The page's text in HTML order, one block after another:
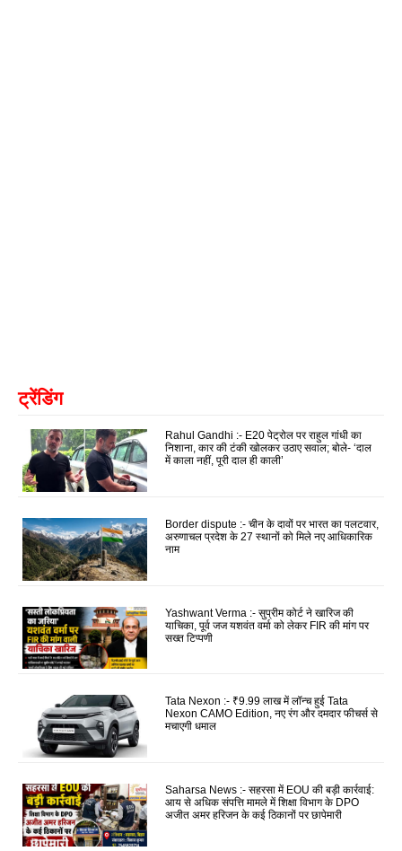
ट्रेंडिंग
Rahul Gandhi :- E20 पेट्रोल पर राहुल गांधी का
निशाना, कार की टंकी खोलकर उठाए सवाल; बोले- ‘दाल
में काला नहीं, पूरी दाल ही काली’
Border dispute :- चीन के दावों पर भारत का पलटवार,
अरुणाचल प्रदेश के 27 स्थानों को मिले नए आधिकारिक
नाम
Yashwant Verma :- सुप्रीम कोर्ट ने खारिज की
याचिका, पूर्व जज यशवंत वर्मा को लेकर FIR की मांग पर
सख्त टिप्पणी
Tata Nexon :- ₹9.99 लाख में लॉन्च हुई Tata
Nexon CAMO Edition, नए रंग और दमदार फीचर्स से
मचाएगी धमाल
Saharsa News :- सहरसा में EOU की बड़ी कार्रवाई:
आय से अधिक संपत्ति मामले में शिक्षा विभाग के DPO
अजीत अमर हरिजन के कई ठिकानों पर छापेमारी